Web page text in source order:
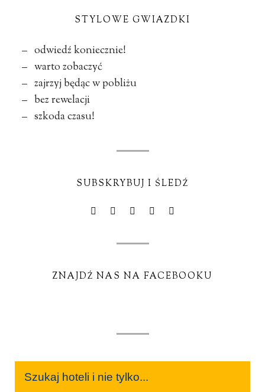
STYLOWE GWIAZDKI
– odwiedź koniecznie!
– warto zobaczyć
– zajrzyj będąc w pobliżu
– bez rewelacji
– szkoda czasu!
SUBSKRYBUJ I ŚLEDŹ
ZNAJDŹ NAS NA FACEBOOKU
Szukaj hoteli i nie tylko...